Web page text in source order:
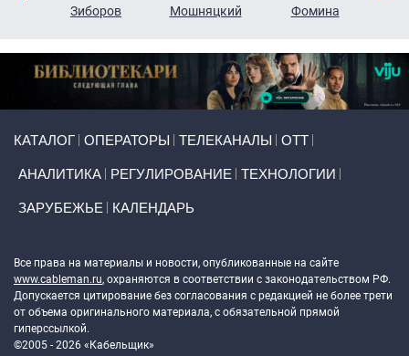
Зиборов
Мошняцкий
Фомина
КАТАЛОГ ОПЕРАТОРЫ ТЕЛЕКАНАЛЫ ОТТ
АНАЛИТИКА РЕГУЛИРОВАНИЕ ТЕХНОЛОГИИ
ЗАРУБЕЖЬЕ КАЛЕНДАРЬ
Все права на материалы и новости, опубликованные на сайте
www.cableman.ru, охраняются в соответствии с законодательством РФ.
Допускается цитирование без согласования с редакцией не более трети
от объема оригинального материала, с обязательной прямой
гиперссылкой.
©2005 - 2026 «Кабельщик»